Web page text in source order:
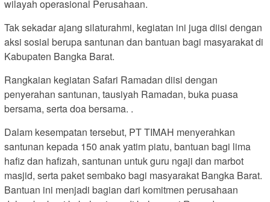
wilayah operasional Perusahaan.
Tak sekadar ajang silaturahmi, kegiatan ini juga diisi dengan
aksi sosial berupa santunan dan bantuan bagi masyarakat di
Kabupaten Bangka Barat.
Rangkaian kegiatan Safari Ramadan diisi dengan
penyerahan santunan, tausiyah Ramadan, buka puasa
bersama, serta doa bersama. .
Dalam kesempatan tersebut, PT TIMAH menyerahkan
santunan kepada 150 anak yatim piatu, bantuan bagi lima
hafiz dan hafizah, santunan untuk guru ngaji dan marbot
masjid, serta paket sembako bagi masyarakat Bangka Barat.
Bantuan ini menjadi bagian dari komitmen perusahaan